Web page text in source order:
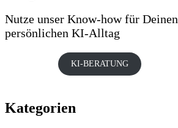
Nutze unser Know-how für Deinen
persönlichen KI-Alltag
KI-BERATUNG
Kategorien